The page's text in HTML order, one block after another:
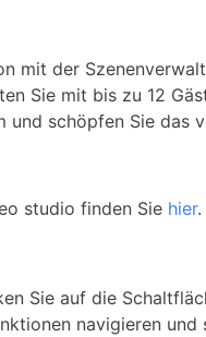
mit der
Sie mit bis zu 12
und schöpfen Sie das
studio finden Sie hier.
Sie auf die
navigieren und